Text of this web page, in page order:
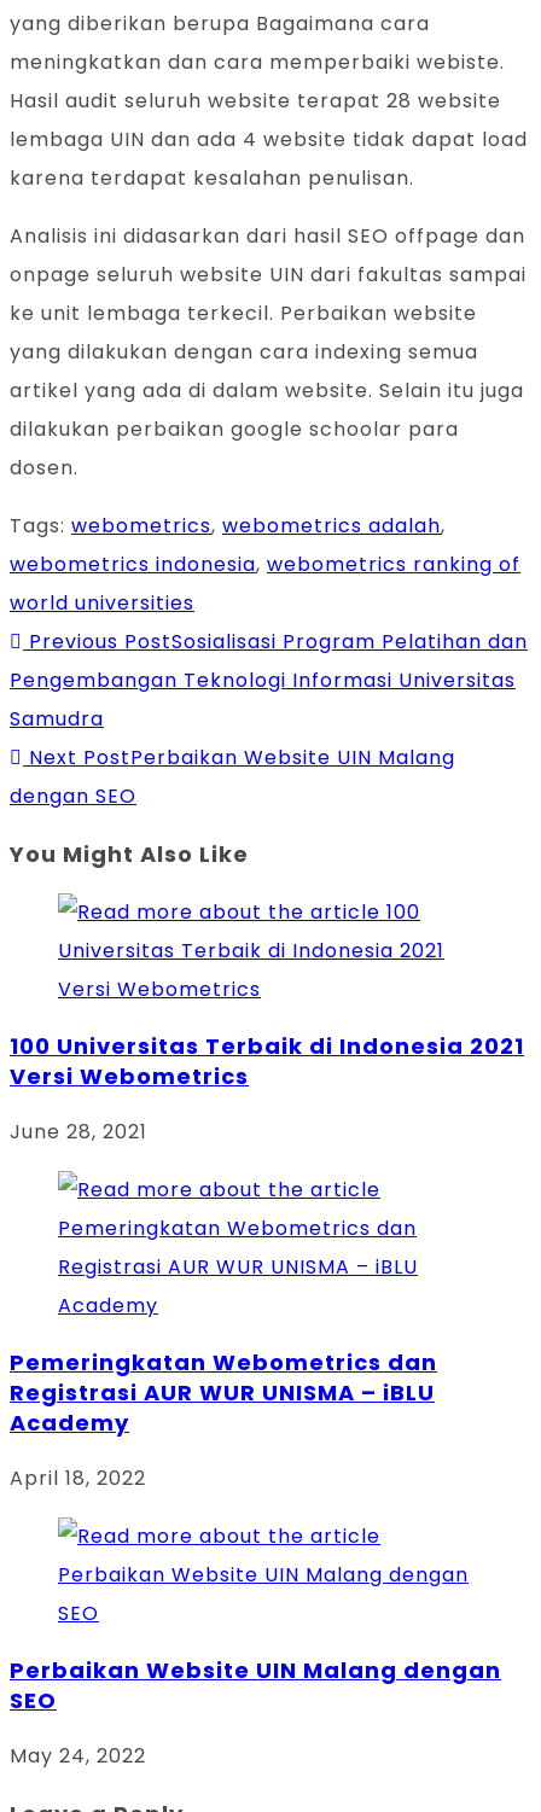
yang diberikan berupa Bagaimana cara
meningkatkan dan cara memperbaiki webiste.
Hasil audit seluruh website terapat 28 website
lembaga UIN dan ada 4 website tidak dapat load
karena terdapat kesalahan penulisan.
Analisis ini didasarkan dari hasil SEO offpage dan
onpage seluruh website UIN dari fakultas sampai
ke unit lembaga terkecil. Perbaikan website
yang dilakukan dengan cara indexing semua
artikel yang ada di dalam website. Selain itu juga
dilakukan perbaikan google schoolar para
dosen.
Tags: webometrics, webometrics adalah,
webometrics indonesia, webometrics ranking of
world universities
Read
more
articles
Previous PostSosialisasi Program Pelatihan dan
Pengembangan Teknologi Informasi Universitas
Samudra
Next PostPerbaikan Website UIN Malang
dengan SEO
You Might Also Like
100 Universitas Terbaik di Indonesia 2021
Versi Webometrics
June 28, 2021
Pemeringkatan Webometrics dan
Registrasi AUR WUR UNISMA – iBLU
Academy
April 18, 2022
Perbaikan Website UIN Malang dengan
SEO
May 24, 2022